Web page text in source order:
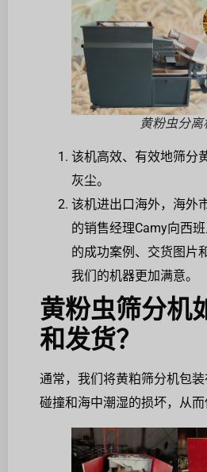
黄粉虫分离
该机高效、有效地筛分
灰尘。
该机进出口海外，海外
的销售经理Camy向西
的成功案例、交货图片
我们的机器更加满意。
黄粉虫筛分机
和发货？
通常，我们将黄粕筛分机包
碰撞和海中潮湿的损坏，从而